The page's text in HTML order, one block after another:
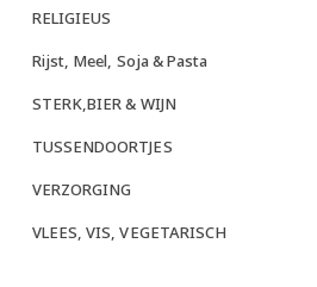
RELIGIEUS
Rijst, Meel, Soja & Pasta
STERK,BIER & WIJN
TUSSENDOORTJES
VERZORGING
VLEES, VIS, VEGETARISCH